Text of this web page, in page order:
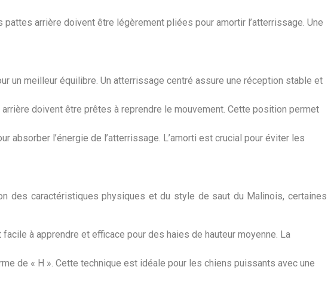
arrière doivent être légèrement pliées pour amortir l’atterrissage. Une
un meilleur équilibre. Un atterrissage centré assure une réception stable et
doivent être prêtes à reprendre le mouvement. Cette position permet
l’énergie de l’atterrissage. L’amorti est crucial pour éviter les
des caractéristiques physiques et du style de saut du Malinois, certaines
à apprendre et efficace pour des haies de hauteur moyenne. La
de « H ». Cette technique est idéale pour les chiens puissants avec une